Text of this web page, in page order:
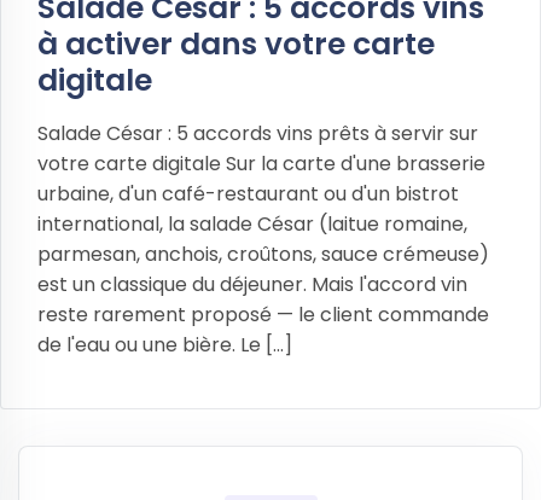
à activer dans votre carte
digitale
Salade César : 5 accords vins prêts à servir sur
votre carte digitale Sur la carte d'une brasserie
urbaine, d'un café-restaurant ou d'un bistrot
international, la salade César (laitue romaine,
parmesan, anchois, croûtons, sauce crémeuse)
est un classique du déjeuner. Mais l'accord vin
reste rarement proposé — le client commande
de l'eau ou une bière. Le [...]